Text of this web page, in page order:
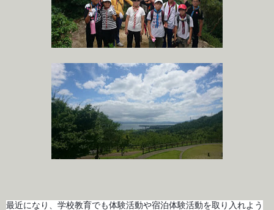
最近になり、学校教育でも体験活動や宿泊体験活動を取り入れよう